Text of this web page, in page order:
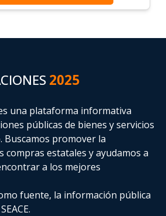
2025
una plataforma informativa
públicas de bienes y servicios
Buscamos promover la
compras estatalesy ayudamos a
a los mejores
fuente, la información pública